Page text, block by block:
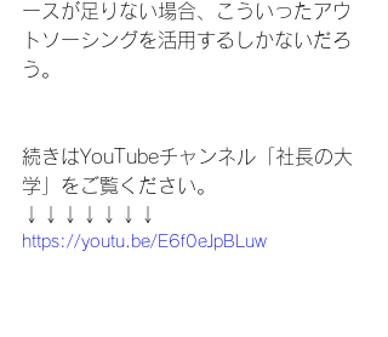
ースが足りない場合、こういったアウ
トソーシングを活用するしかないだろ
う。
続きはYouTubeチャンネル「社長の大
学」をご覧ください。
↓↓↓↓↓↓↓
https://youtu.be/E6f0eJpBLuw